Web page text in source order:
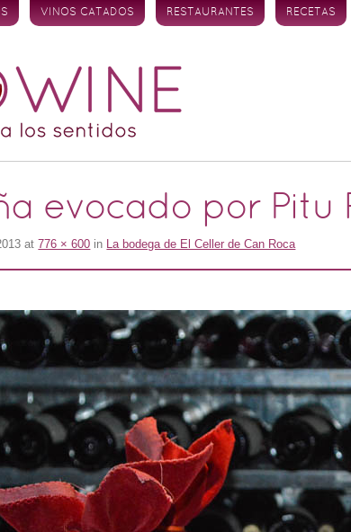
VINOS CATADOS RESTAURANTES RECETAS
evocado por Pitu
at776 × 600 in La bodega de El Celler de Can Roca